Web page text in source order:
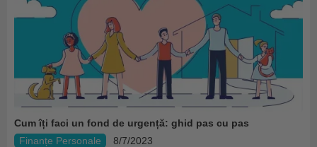
Cum îți faci un fond de urgență: ghid pas cu pas
Finanțe Personale
8/7/2023